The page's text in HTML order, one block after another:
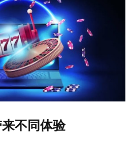
不同体验